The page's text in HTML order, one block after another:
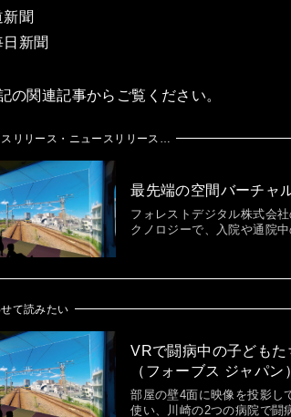
聞
新聞
の関連記事からご覧ください。
リリース・ニュースリリース…
最先端の空間バーチャ
フォレストデジタル株式会
クノロジーで、入院や通院
て読みたい
VRで闘病中の子ども
（フォーブス ジャパン）
部屋の壁4面に映像を投影し
使い、川崎の2つの病院で